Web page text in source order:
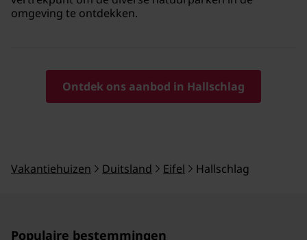
omgeving te ontdekken.
Ontdek ons aanbod in Hallschlag
Vakantiehuizen Duitsland Eifel Hallschlag
Populaire bestemmingen